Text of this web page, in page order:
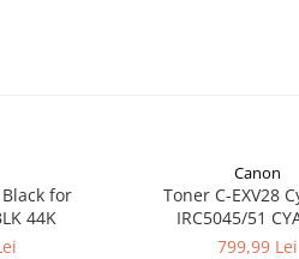
Black for
44K
Canon
Toner C-EXV28
IRC5045/51
799,99 Lei